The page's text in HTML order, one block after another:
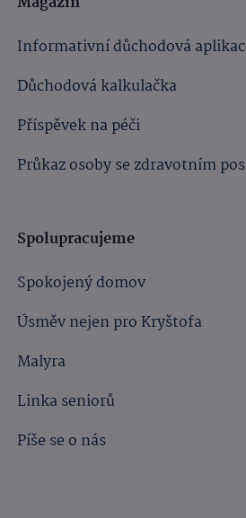
Informativní důchodová
Důchodová kalkulačka
Příspěvek na péči
Průkaz osoby se zdravotním
Spolupracujeme
Spokojený domov
Úsměv nejen pro Kryštofa
Malyra
Linka seniorů
Píše se o nás